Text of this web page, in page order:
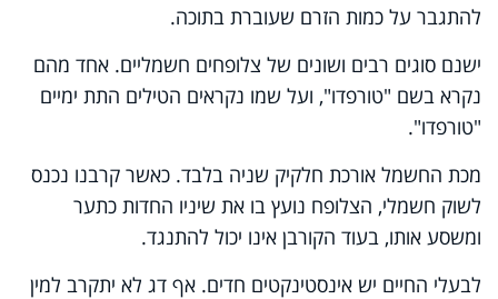
להתגבר על כמות הזרם שעוברת בתוכה.
ישנם סוגים רבים ושונים של צלופחים חשמליים. אחד מהם
נקרא בשם "טורפדו", ועל שמו נקראים הטילים התת ימיים
"טורפדו".
מכת החשמל אורכת חלקיק שניה בלבד. כאשר קרבנו נכנס
לשוק חשמלי, הצלופח נועץ בו את שיניו החדות כתער
ומשסע אותו, בעוד הקורבן אינו יכול להתנגד.
לבעלי החיים יש אינסטינקטים חדים. אף דג לא יתקרב למין